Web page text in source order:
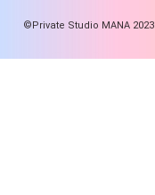
©Private Studio MANA 2023